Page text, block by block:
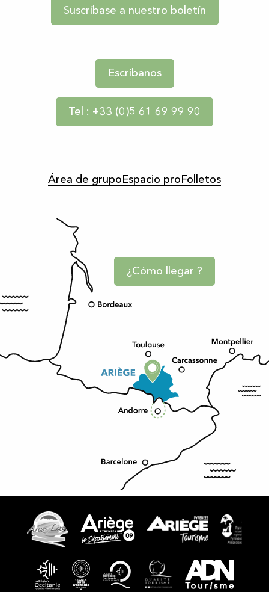
Suscríbase a nuestro boletín
Escríbanos
Tel : +33 (0)5 61 69 99 90
Área de grupo Espacio pro Folletos
¿Cómo llegar ?